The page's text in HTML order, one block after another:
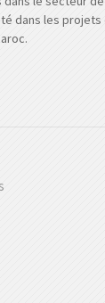
dans les